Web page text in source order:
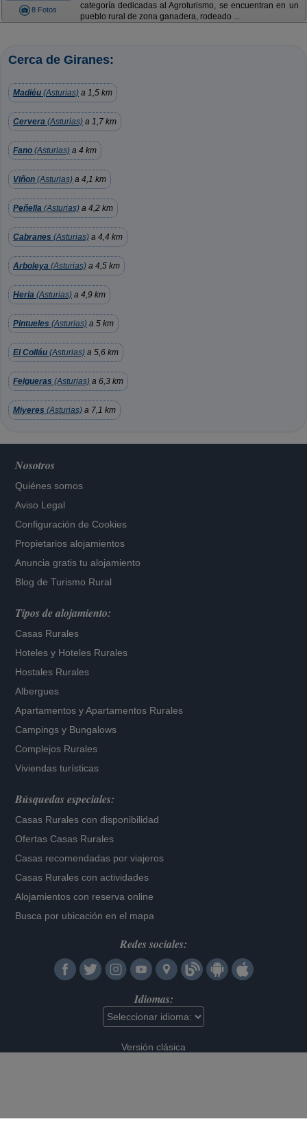
8 Fotos
categoría dedicadas al Agroturismo, se encuentran en un
pueblo rural de zona ganadera, rodeado ...
Cerca de Giranes:
Madiéu (Asturias) a 1,5 km
Cervera (Asturias) a 1,7 km
Fano (Asturias) a 4 km
Viñon (Asturias) a 4,1 km
Peñella (Asturias) a 4,2 km
Cabranes (Asturias) a 4,4 km
Arboleya (Asturias) a 4,5 km
Heria (Asturias) a 4,9 km
Pintueles (Asturias) a 5 km
El Colláu (Asturias) a 5,6 km
Felgueras (Asturias) a 6,3 km
Miyeres (Asturias) a 7,1 km
Nosotros
Quiénes somos
Aviso Legal
Configuración de Cookies
Propietarios alojamientos
Anuncia gratis tu alojamiento
Blog de Turismo Rural
Tipos de alojamiento:
Casas Rurales
Hoteles y Hoteles Rurales
Hostales Rurales
Albergues
Apartamentos yApartamentos Rurales
Campings y Bungalows
Complejos Rurales
Viviendas turísticas
Búsquedas especiales:
Casas Rurales con disponibilidad
Ofertas Casas Rurales
Casas recomendadas por viajeros
Casas Rurales con actividades
Alojamientos con reserva online
Busca por ubicación en el mapa
Redes sociales:
Idiomas:
Versión clásica